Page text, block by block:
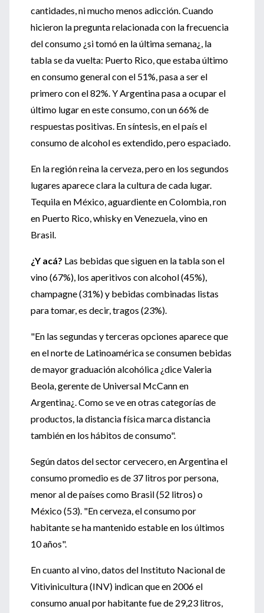
cantidades, ni mucho menos adicción. Cuando
hicieron la pregunta relacionada con la frecuencia
del consumo ¿si tomó en la última semana¿, la
tabla se da vuelta: Puerto Rico, que estaba último
en consumo general con el 51%, pasa a ser el
primero con el 82%. Y Argentina pasa a ocupar el
último lugar en este consumo, con un 66% de
respuestas positivas. En síntesis, en el país el
consumo de alcohol es extendido, pero espaciado.
En la región reina la cerveza, pero en los segundos
lugares aparece clara la cultura de cada lugar.
Tequila en México, aguardiente en Colombia, ron
en Puerto Rico, whisky en Venezuela, vino en
Brasil.
¿Y acá? Las bebidas que siguen en la tabla son el
vino (67%), los aperitivos con alcohol (45%),
champagne (31%) y bebidas combinadas listas
para tomar, es decir, tragos (23%).
"En las segundas y terceras opciones aparece que
en el norte de Latinoamérica se consumen bebidas
de mayor graduación alcohólica ¿dice Valeria
Beola, gerente de Universal McCann en
Argentina¿. Como se ve en otras categorías de
productos, la distancia física marca distancia
también en los hábitos de consumo".
Según datos del sector cervecero, en Argentina el
consumo promedio es de 37 litros por persona,
menor al de países como Brasil (52 litros) o
México (53). "En cerveza, el consumo por
habitante se ha mantenido estable en los últimos
10 años".
En cuanto al vino, datos del Instituto Nacional de
Vitivinicultura (INV) indican que en 2006 el
consumo anual por habitante fue de 29,23 litros,